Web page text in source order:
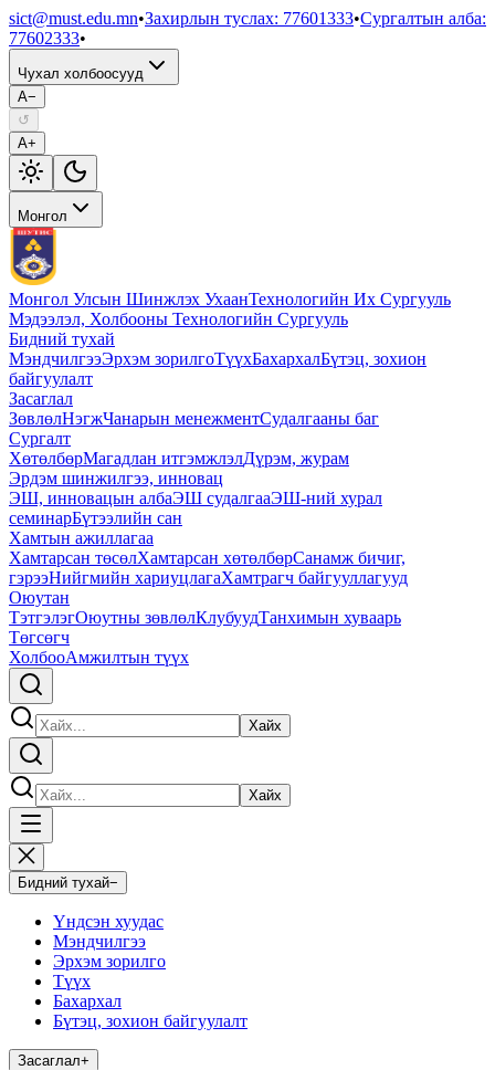
sict@must.edu.mn•Захирлын туслах: 77601333•Сургалтын алба:
77602333•
Чухал холбоосууд
A−
↺
A+
Монгол
Монгол Улсын Шинжлэх УхаанТехнологийн Их Сургууль
Мэдээлэл, Холбооны Технологийн Сургууль
Бидний тухай
МэндчилгээЭрхэм зорилгоТүүхБахархалБүтэц, зохион
байгуулалт
Засаглал
ЗөвлөлНэгжЧанарын менежментСудалгааны баг
Сургалт
ХөтөлбөрМагадлан итгэмжлэлДүрэм, журам
Эрдэм шинжилгээ, инновац
ЭШ, инновацын албаЭШ судалгааЭШ-ний хурал
семинарБүтээлийн сан
Хамтын ажиллагаа
Хамтарсан төсөлХамтарсан хөтөлбөрСанамж бичиг,
гэрээНийгмийн хариуцлагаХамтрагч байгууллагууд
Оюутан
ТэтгэлэгОюутны зөвлөлКлубуудТанхимын хуваарь
Төгсөгч
ХолбооАмжилтын түүх
Хайх
Хайх
Бидний тухай−
Үндсэн хуудас
Мэндчилгээ
Эрхэм зорилго
Түүх
Бахархал
Бүтэц, зохион байгуулалт
Засаглал+